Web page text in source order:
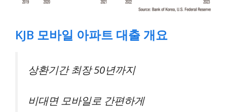
KJB 모바일 아파트 대출 개요
상환기간 최장 50년까지
비대면 모바일로 간편하게